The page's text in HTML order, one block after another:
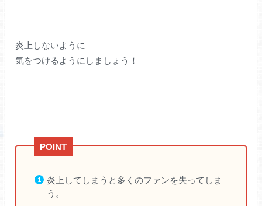
炎上しないように
気をつけるようにしましょう！
炎上してしまうと多くのファンを失ってしま
う。